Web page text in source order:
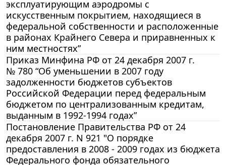
эксплуатирующим аэродромы с
искусственным покрытием, находящиеся в
федеральной собственности и расположенные
в районах Крайнего Севера и приравненных к
ним местностях”
Приказ Минфина РФ от 24 декабря 2007 г.
№ 780 “Об уменьшении в 2007 году
задолженности бюджетов субъектов
Российской Федерации перед федеральным
бюджетом по централизованным кредитам,
выданным в 1992-1994 годах”
Постановление Правительства РФ от 24
декабря 2007 г. N 921 "О порядке
предоставления в 2008 - 2009 годах из бюджета
Федерального фонда обязательного